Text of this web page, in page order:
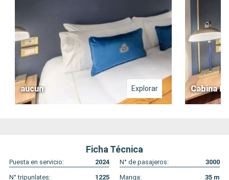
aucun Explorar Cabina
Ficha Técnica
Puesta en servicio: 2024 N° de pasajeros:
3000
N° tripunlates:
1225 Manga: 35 m